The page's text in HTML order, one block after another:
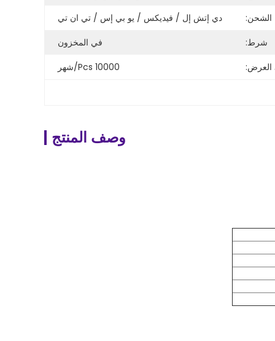
الشحن:
دي إتش إل / فيديكس / يو بي إس / تي ان تي
شرط:
في المخزون
العرض: 10000 Pcs/شهر
وصف المنتج